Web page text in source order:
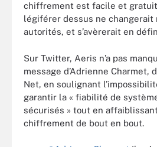
chiffrement est facile et
légiférer dessus ne changerait
autorités, et s’avèrerait en
Sur Twitter, Aeris n’a pas
message d’Adrienne Charmet,
Net, en soulignant
garantir la « fiabilité de
sécurisés » tout en
chiffrement de bout en bout.